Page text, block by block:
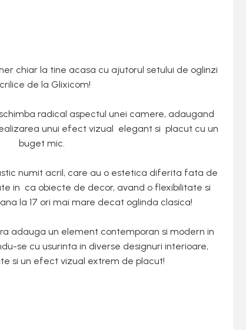
chiar la tine acasa cu ajutorul setului de oglinzi
de la Glixicom!
radical aspectul unei camere, adaugand
unui efect vizual elegant si placut cu un
buget mic.
numit acril, care au o estetica diferita fata de
in ca obiecte de decor, avand o flexibilitate si
la 17 ori mai mare decat oglinda clasica!
adauga un element contemporan si modern in
se cu usurinta in diverse designuri interioare,
si un efect vizual extrem de placut!